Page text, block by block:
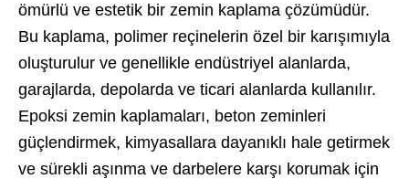
ömürlü ve estetik bir zemin kaplama çözümüdür.
Bu kaplama, polimer reçinelerin özel bir karışımıyla
oluşturulur ve genellikle endüstriyel alanlarda,
garajlarda, depolarda ve ticari alanlarda kullanılır.
Epoksi zemin kaplamaları, beton zeminleri
güçlendirmek, kimyasallara dayanıklı hale getirmek
ve sürekli aşınma ve darbelere karşı korumak için